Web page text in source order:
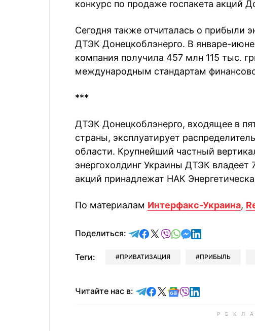
конкурс по продаже госпакета акций
Сегодня также отчиталась о прибыли
ДТЭК Донецкоблэнерго. В январе-
компания получила 457 млн 115 тыс.
международным стандартам
***
ДТЭК Донецкоблэнерго, входящее в
страны, эксплуатирует
области. Крупнейший частный
энергохолдинг Украины ДТЭК владеет
акций принадлежат НАК
По материалам Интерфакс-Украина,
Поделиться: отправить в Telegram
поделиться в Facebook
поделиться в X
отправить в Viber
отправить в
отправить в
отправить в
Теги: ПРИВАТИЗАЦИЯ ПРИБЫЛЬ
Читайте нас в: Читайте в Telegram
Читайте в Facebook
Читайте в X
Читайте в Google
Читайте в Viber
Читайте в